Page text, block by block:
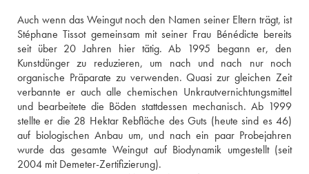
Auch wenn das Weingut noch den Namen seiner Eltern trägt, ist
Stéphane Tissot gemeinsam mit seiner Frau Bénédicte bereits
seit über 20 Jahren hier tätig. Ab 1995 begann er, den
Kunstdünger zu reduzieren, um nach und nach nur noch
organische Präparate zu verwenden. Quasi zur gleichen Zeit
verbannte er auch alle chemischen Unkrautvernichtungsmittel
und bearbeitete die Böden stattdessen mechanisch. Ab 1999
stellte er die 28 Hektar Rebfläche des Guts (heute sind es 46)
auf biologischen Anbau um, und nach ein paar Probejahren
wurde das gesamte Weingut auf Biodynamik umgestellt (seit
2004 mit Demeter-Zertifizierung).